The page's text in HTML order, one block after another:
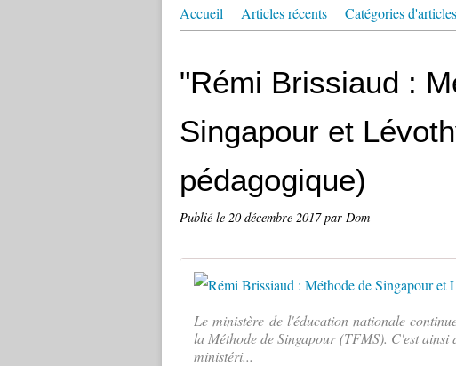
Accueil Articles récents Catégories d'articles
"Rémi Brissiaud :
Singapour et
pédagogique)
Publié le 20 décembre 2017par Dom
Le ministère de l'éducation nationale
la Méthode de Singapour (TFMS). C'est
ministéri...